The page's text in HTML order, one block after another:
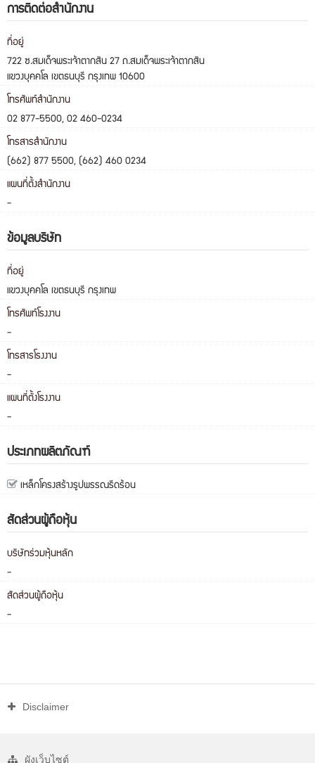
การติดต่อสำนักงาน
ที่อยู่
722 ซ.สมเด็จพระเจ้าตากสิน 27 ถ.สมเด็จพระเจ้าตากสิน
แขวงบุคคโล เขตธนบุรี กรุงเทพ 10600
โทรศัพท์สำนักงาน
02 877-5500, 02 460-0234
โทรสารสำนักงาน
(662) 877 5500, (662) 460 0234
แผนที่ตั้งสำนักงาน
-
ข้อมูลบริษัท
ที่อยู่
แขวงบุคคโล เขตธนบุรี กรุงเทพ
โทรศัพท์โรงงาน
-
โทรสารโรงงาน
-
แผนที่ตั้งโรงงาน
-
ประเภทผลิตภัณฑ์
เหล็กโครงสร้างรูปพรรณรีดร้อน
สัดส่วนผู้ถือหุ้น
บริษัทร่วมหุ้นหลัก
-
สัดส่วนผู้ถือหุ้น
-
Disclaimer
ผังเว็บไซต์